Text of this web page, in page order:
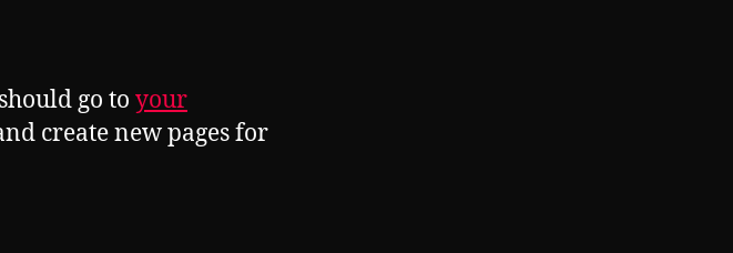
go to your
create new pages for